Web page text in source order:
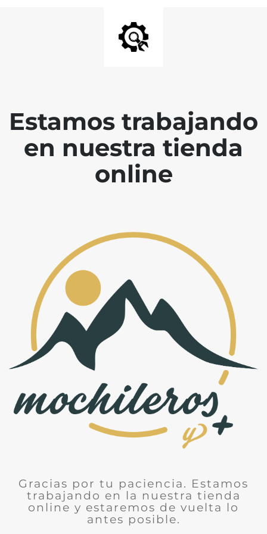
Estamos trabajando
en nuestra tienda
online
Gracias por tu paciencia. Estamos
trabajando en la nuestra tienda
online y estaremos de vuelta lo
antes posible.